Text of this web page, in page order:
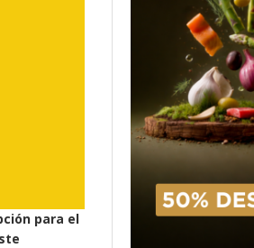
para el